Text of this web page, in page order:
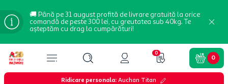
🚚 Până pe 31 august profită de livrare gratuită la orice
comandă de peste 300 lei, cu greutatea sub 40kg. Te
așteptăm cu drag la cumpărături!
0
0
Ridicare personala: Auchan Titan